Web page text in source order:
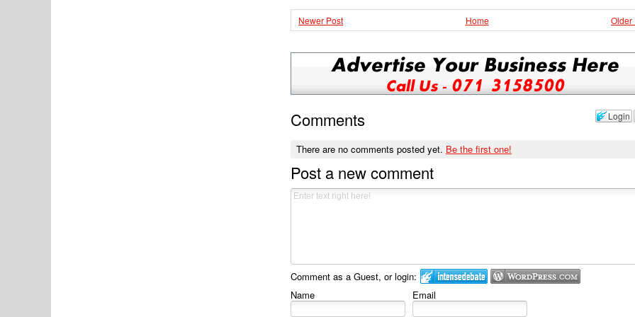
Newer Post Older
Home
Login
Comments
There are no comments posted yet. Be the first one!
Post a new comment
Comment as a Guest, or login:
Name
Email